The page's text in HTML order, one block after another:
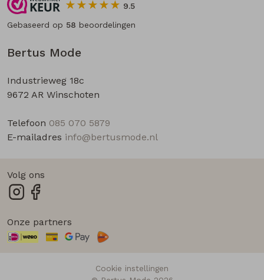
Bertus Mode
Industrieweg 18c
9672 AR Winschoten
Telefoon 085 070 5879
E-mailadres info@bertusmode.nl
9.5
Gebaseerd op 58 beoordelingen
Volg ons
Onze partners
Cookie instellingen